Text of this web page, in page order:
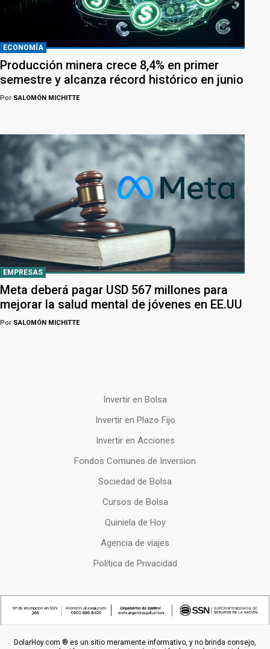
ECONOMÍA
Producción minera crece 8,4% en primer
semestre y alcanza récord histórico en junio
Por SALOMÓN MICHITTE
EMPRESAS
Meta deberá pagar USD 567 millones para
mejorar la salud mental de jóvenes en EE.UU
Por SALOMÓN MICHITTE
Invertir en Bolsa
Invertir en Plazo Fijo
Invertir en Acciones
Fondos Comunes de Inversion
Sociedad de Bolsa
Cursos de Bolsa
Quiniela de Hoy
Agencia de viajes
Política de Privacidad
DolarHoy.com ® es un sitio meramente informativo, y no brinda consejo,